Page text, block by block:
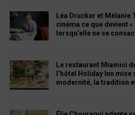
Léa Drucker et Mélanie
cinéma ce que devient «
lorsqu’elle ne se
Le restaurant Miamici
l’hôtel Holiday Inn
modernité, la tradition